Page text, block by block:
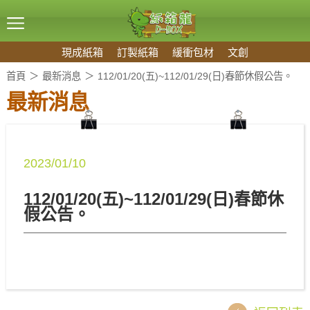
現成紙箱 訂製紙箱 緩衝包材 文創
首頁 最新消息 112/01/20(五)~112/01/29(日)春節休假公告。
最新消息
2023/01/10
112/01/20(五)~112/01/29(日)春節休
假公告。